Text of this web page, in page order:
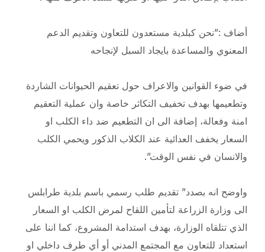
أضاف :”نحن كبلدية مستعدون للتعاون وتقديم الدعم
المعنوي والمساعدة بايجاد السبل لإنجاحه
في ضوء القوانين والاعراف حول تعقيم الحيوانات الشاردة
وتطعيمها بهدف تخفيف التكاثر خاصة وان عملية التعقيم
امنة وفعالة، إضافة الى ان التطعيم ضد داء الكلب او
السعار يخفف العدائية عند الكلاب الذكور ويحمي الكلب
والانسان في نفس الوقت”.
واوضح انه بصدد” تقديم طلب رسمي باسم بلدية طرابلس
الى وزارة الزراعة لتأمين اللقاح لمرض الكلب او السعار
الذي تتلقاه الوزارة، بهدف استدامة المشروع، كما اننا على
استعداد للتعاون مع المجتمع المدني أو أي طرف داخلي او